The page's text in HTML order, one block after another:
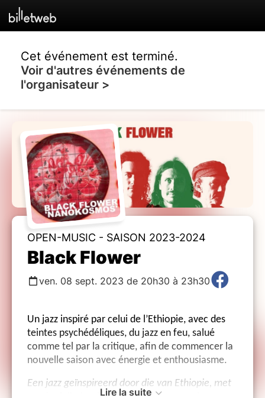
Cet événement est terminé.
Voir d'autres événements de
l'organisateur >
OPEN-MUSIC - SAISON 2023-2024
Black Flower
ven. 08 sept. 2023 de 20h30 à 23h30
Un jazz inspiré par celui de l’Ethiopie, avec des
teintes psychédéliques, du jazz en feu, salué
comme tel par la critique, afin de commencer la
nouvelle saison avec énergie et enthousiasme.
Een jazz geïnspireerd door die van Ethiopie, met
Lire la suite